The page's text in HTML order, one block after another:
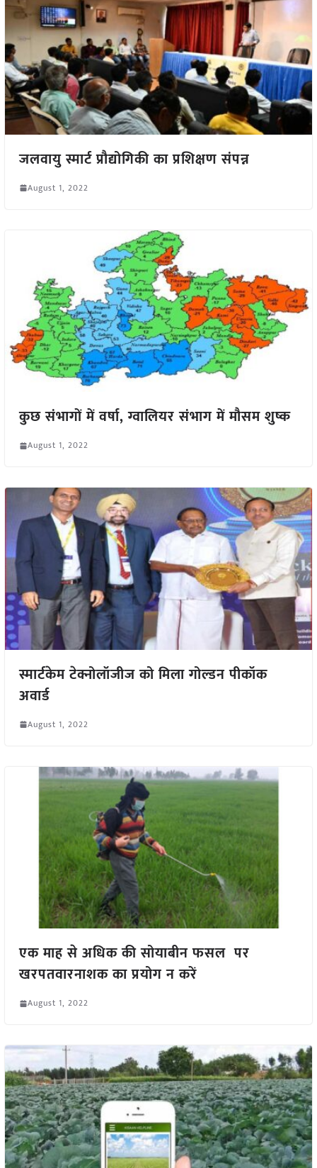
जलवायु स्मार्ट प्रौद्योगिकी का प्रशिक्षण संपन्न
August 1, 2022
कुछ संभागों में वर्षा, ग्वालियर संभाग में मौसम शुष्क
August 1, 2022
स्मार्टकेम टेक्नोलॉजीज को मिला गोल्डन पीकॉक
अवार्ड
August 1, 2022
एक माह से अधिक की सोयाबीन फसल पर
खरपतवारनाशक का प्रयोग न करें
August 1, 2022